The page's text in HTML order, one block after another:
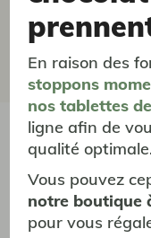
qualité, merci.
vous
En raison des
stoppons
nos tablettes
ligne afin de
qualité
Vous pouvez
notre boutique
pour vous